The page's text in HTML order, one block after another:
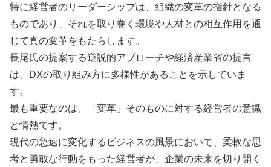
特に経営者のリーダーシップは、組織の変革の指針となる
ものであり、それを取り巻く環境や人材との相互作用を通
じて真の変革をもたらします。
長尾氏の提案する逆説的アプローチや経済産業省の提言
は、DXの取り組み方に多様性があることを示していま
す。
最も重要なのは、「変革」そのものに対する経営者の意識
と情熱です。
現代の急速に変化するビジネスの風景において、柔軟な思
考と勇敢な行動をもった経営者が、企業の未来を切り開く